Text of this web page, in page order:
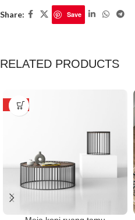
Share: Save
RELATED PRODUCTS
HOT